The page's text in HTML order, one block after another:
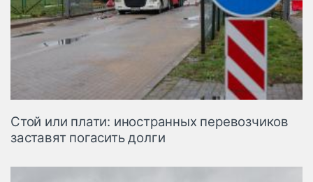
Стой или плати: иностранных перевозчиков
заставят погасить долги